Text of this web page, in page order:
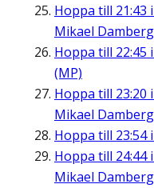
Hoppa till 21:43
Mikael Damberg
Hoppa till 22:45
(MP)
Hoppa till 23:20
Mikael Damberg
Hoppa till 23:54i
Hoppa till 24:44i
Mikael Damberg